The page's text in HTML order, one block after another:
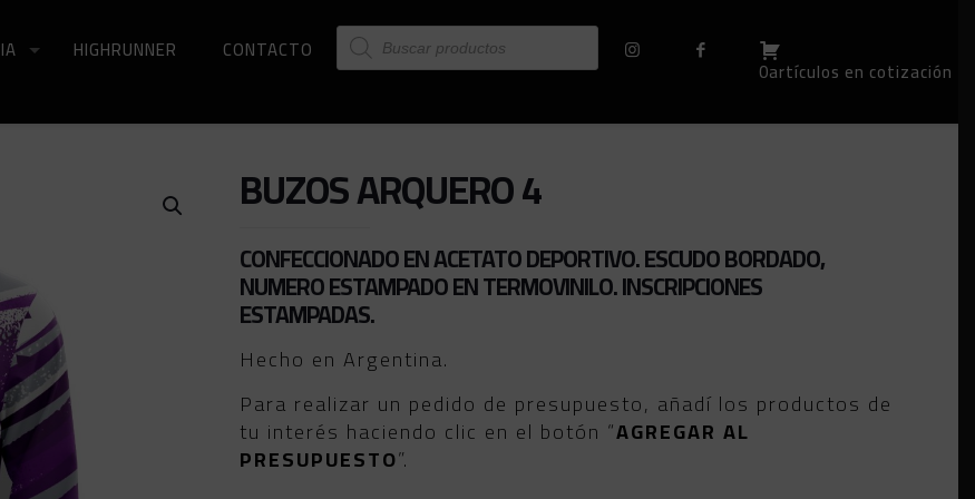
HIGHRUNNER CONTACTO Búsqueda
de
productos 0artículos en cotización
BUZOS ARQUERO 4
CONFECCIONADO EN ACETATO DEPORTIVO. ESCUDO BORDADO,
NUMERO ESTAMPADO EN TERMOVINILO. INSCRIPCIONES
ESTAMPADAS.
Hecho en Argentina.
Para realizar un pedido de presupuesto, añadí los productos de
tu interés haciendo clic en el botón “AGREGAR AL
PRESUPUESTO”.